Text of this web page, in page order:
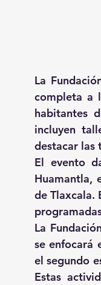
La
completa a
habitantes
incluyen
destacar las
El evento
Huamantla,
de Tlaxcala.
La
se enfocará
el segundo
Estas